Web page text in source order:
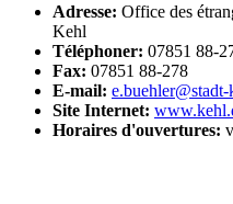
Adresse: Office des
Kehl
Téléphoner: 07851 88-
Fax: 07851 88-278
E-mail:
Site Internet:
Horaires d'ouvertures: